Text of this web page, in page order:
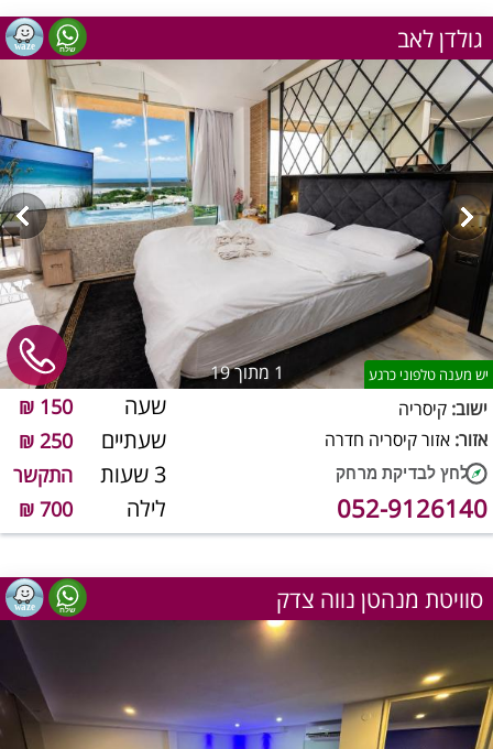
גולדן לאב
1 מתוך 19 יש מענה טלפוני כרגע
שעה 150 ₪
שעתיים 250 ₪
3 שעות התקשר
לילה 700 ₪
ישוב: קיסריה
אזור: אזור קיסריה חדרה
052-9126140
סוויטת מנהטן נווה צדק